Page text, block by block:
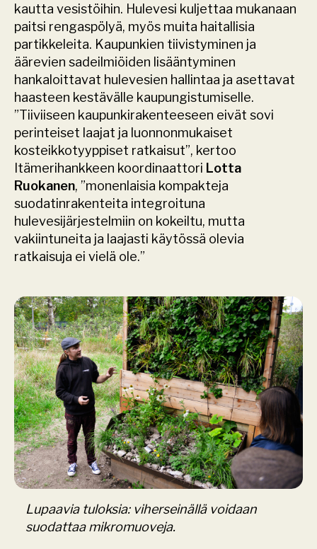
kautta vesistöihin. Hulevesi kuljettaa mukanaan
paitsi rengaspölyä, myös muita haitallisia
partikkeleita. Kaupunkien tiivistyminen ja
äärevien sadeilmiöiden lisääntyminen
hankaloittavat hulevesien hallintaa ja asettavat
haasteen kestävälle kaupungistumiselle.
”Tiiviiseen kaupunkirakenteeseen eivät sovi
perinteiset laajat ja luonnonmukaiset
kosteikkotyyppiset ratkaisut”, kertoo
Itämerihankkeen koordinaattori Lotta
Ruokanen, ”monenlaisia kompakteja
suodatinrakenteita integroituna
hulevesijärjestelmiin on kokeiltu, mutta
vakiintuneita ja laajasti käytössä olevia
ratkaisuja ei vielä ole.”
Lupaavia tuloksia: viherseinällä voidaan
suodattaa mikromuoveja.